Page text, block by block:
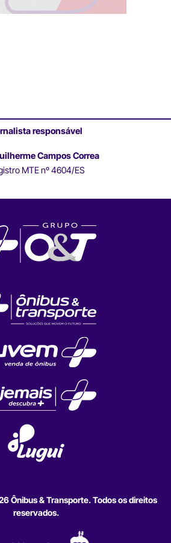
responsável
Campos Correa
MTE nº 4604/ES
Ônibus & Transporte. Todos os direitos
reservados.